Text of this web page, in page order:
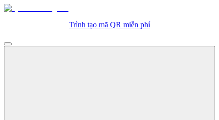
Trình tạo mã QR miễn phí